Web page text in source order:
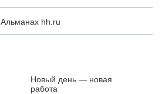
Альманах hh.ru
Новый день — новая
работа